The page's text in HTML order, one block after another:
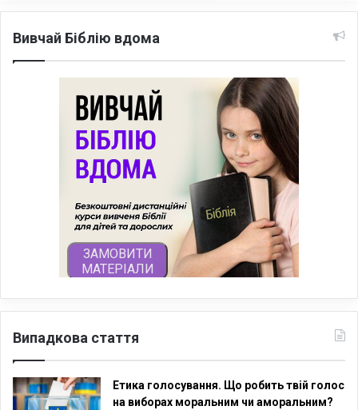
Вивчай Біблію вдома
Випадкова стаття
Етика голосування. Що робить твій голос
на виборах моральним чи аморальним?